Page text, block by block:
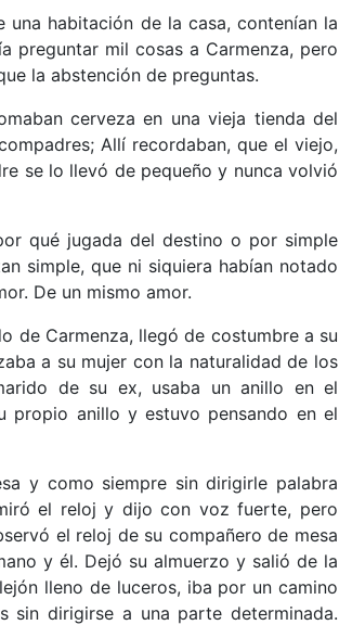
habitación de la casa, contenían la
preguntar mil cosas a Carmenza, pero
la abstención de preguntas.
cerveza en una vieja tienda del
Allí recordaban, que el viejo,
se lo llevó de pequeño y nunca volvió
qué jugada del destino o por simple
simple, que ni siquiera habían notado
De un mismo amor.
de Carmenza, llegó de costumbre a su
a su mujer con la naturalidad de los
de su ex, usaba un anillo en el
propio anillo y estuvo pensando en el
y como siempre sin dirigirle palabra
el reloj y dijo con voz fuerte, pero
el reloj de su compañero de mesa
y él. Dejó su almuerzo y salió de la
lleno de luceros, iba por un camino
sin dirigirse a una parte determinada.